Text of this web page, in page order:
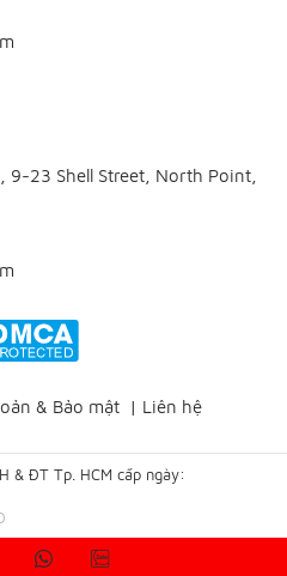
9-23 Shell Street, North Point,
& Bảo mật | Liên hệ
& ĐT Tp. HCM cấp ngày: